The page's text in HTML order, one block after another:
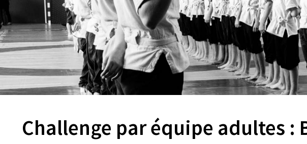
Challenge par équipe adultes :